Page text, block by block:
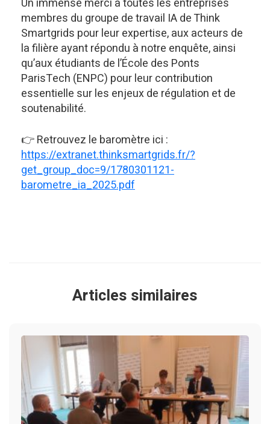
Un immense merci à toutes les entreprises
membres du groupe de travail IA de Think
Smartgrids pour leur expertise, aux acteurs de
la filière ayant répondu à notre enquête, ainsi
qu’aux étudiants de l’École des Ponts
ParisTech (ENPC) pour leur contribution
essentielle sur les enjeux de régulation et de
soutenabilité.
👉 Retrouvez le baromètre ici :
https://extranet.thinksmartgrids.fr/?
get_group_doc=9/1780301121-
barometre_ia_2025.pdf
Articles similaires